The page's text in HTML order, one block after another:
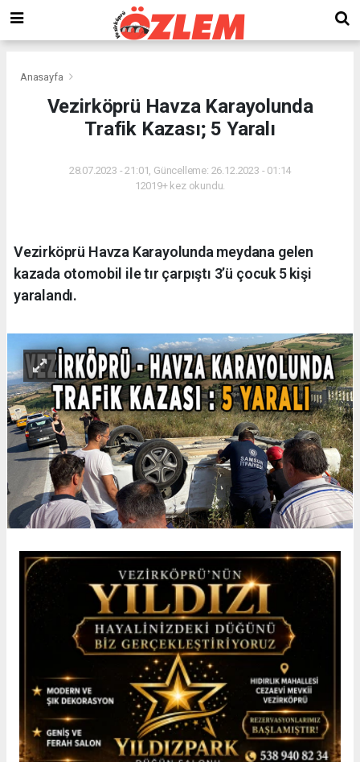
Anasayfa
Vezirköprü Havza Karayolunda
Trafik Kazası; 5 Yaralı
28.07.2023 - 21:01, Güncelleme: 26.12.2023 - 01:14
12019+ kez okundu.
Vezirköprü Havza Karayolunda meydana gelen
kazada otomobil ile tır çarpıştı 3’ü çocuk 5 kişi
yaralandı.